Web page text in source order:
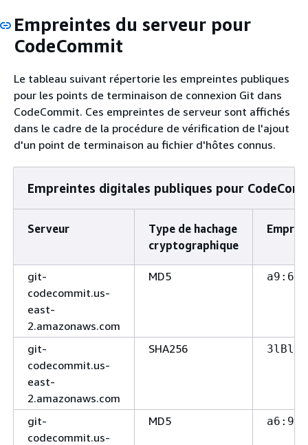
Empreintes du serveur pour
CodeCommit
Le tableau suivant répertorie les empreintes publiques
pour les points de terminaison de connexion Git dans
CodeCommit. Ces empreintes de serveur sont affichés
dans le cadre de la procédure de vérification de l'ajout
d'un point de terminaison au fichier d'hôtes connus.
Empreintes digitales publiques pour
Serveur
Type de hachage
cryptographique
git-
codecommit.us-
east-
2.amazonaws.com
MD5
git-
codecommit.us-
east-
2.amazonaws.com
SHA256
git-
codecommit.us-
MD5